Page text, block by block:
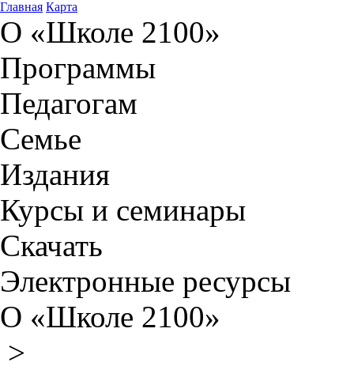
Главная Карта
О «Школе 2100»
Программы
Педагогам
Семье
Издания
Курсы и семинары
Скачать
Электронные ресурсы
О «Школе 2100»
>